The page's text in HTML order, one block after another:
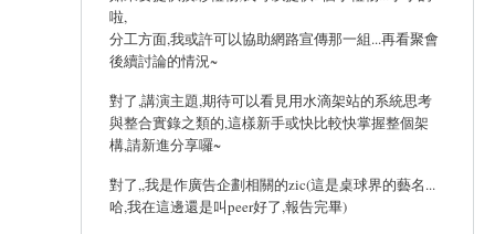
啦,
分工方面,我或許可以協助網路宣傳那一組...再看聚會
後續討論的情況~
對了,講演主題,期待可以看見用水滴架站的系統思考
與整合實錄之類的,這樣新手或快比較快掌握整個架
構,請新進分享囉~
對了,,我是作廣告企劃相關的zic(這是桌球界的藝名...
哈,我在這邊還是叫peer好了,報告完畢)